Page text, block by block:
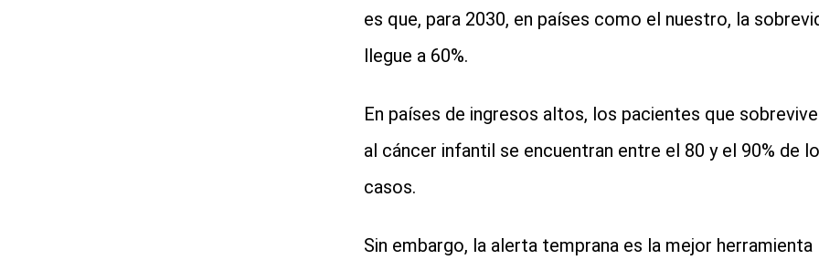
es que, para 2030, en países como el nuestro, la
llegue a 60%.
En países de ingresos altos, los pacientes que
al cáncer infantil se encuentran entre el 80 y el 90% de
casos.
Sin embargo, la alerta temprana es la mejor herramienta